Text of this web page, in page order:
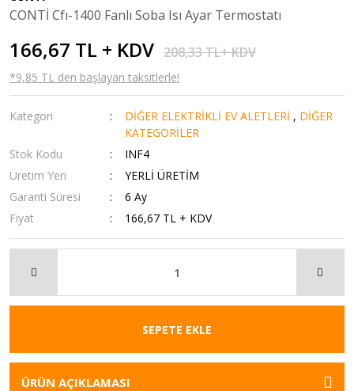
CONTİ Cfı-1400 Fanlı Soba Isı Ayar Termostatı
166,67 TL + KDV 208,33 TL+ KDV
*9,85 TL den başlayan taksitlerle!
Kategori DİĞER ELEKTRİKLİ EV ALETLERİ , DİĞER
KATEGORİLER
Stok Kodu
INF4
Üretim Yeri
YERLİ ÜRETİM
Garanti Süresi
6 Ay
Fiyat
166,67 TL + KDV
SEPETE EKLE
ÜRÜN AÇIKLAMASI